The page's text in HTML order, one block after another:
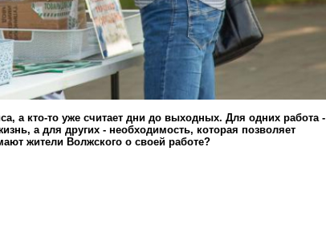
а кто-то уже считает дни до выходных. Для одних работа -
а для других - необходимость, которая позволяет
жители Волжского о своей работе?